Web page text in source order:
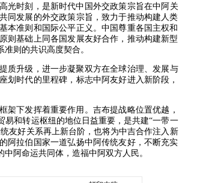
光时刻，是新时代中国外交政策宗旨在中阿关
同发展的外交政策宗旨，致力于推动构建人类
本准则和国际公平正义。中国尊重各国主权和
则基础上同各国发展友好合作，推动构建新型
则的共识高度契合。
质升级，进一步凝聚双方在全球治理、发展与
划时代的里程碑，标志中阿友好进入新阶段，
架下发挥着重要作用。吉布提战略位置优越，
和转运枢纽的地位日益重要，是共建“一带一
友好关系再上新台阶，也将为中吉合作注入新
阿拉伯国家一道弘扬中阿传统友好，不断充实
阿命运共同体，造福中阿双方人民。